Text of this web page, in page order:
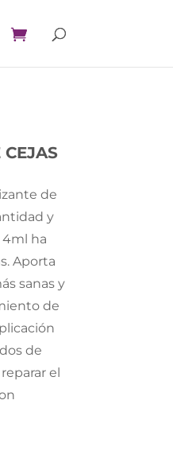
de
y
4ml ha
Aporta
sanas y
de
de
el